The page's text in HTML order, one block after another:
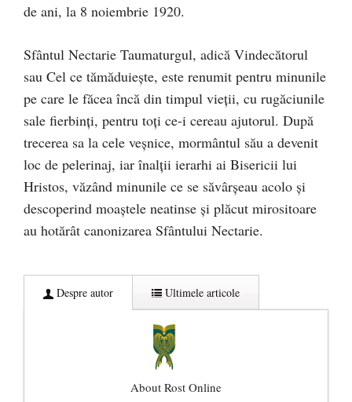
de ani, la 8 noiembrie 1920.
Sfântul Nectarie Taumaturgul, adică Vindecătorul
sau Cel ce tămăduieşte, este renumit pentru minunile
pe care le făcea încă din timpul vieţii, cu rugăciunile
sale fierbinţi, pentru toţi ce-i cereau ajutorul. După
trecerea sa la cele veşnice, mormântul său a devenit
loc de pelerinaj, iar înalţii ierarhi ai Bisericii lui
Hristos, văzând minunile ce se săvârşeau acolo şi
descoperind moaştele neatinse şi plăcut mirositoare
au hotărât canonizarea Sfântului Nectarie.
Despre autor Ultimele articole
About Rost Online